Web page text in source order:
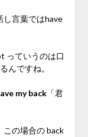
し言葉ではhave
っていうのは口
んですね。
my back「君
の場合の back